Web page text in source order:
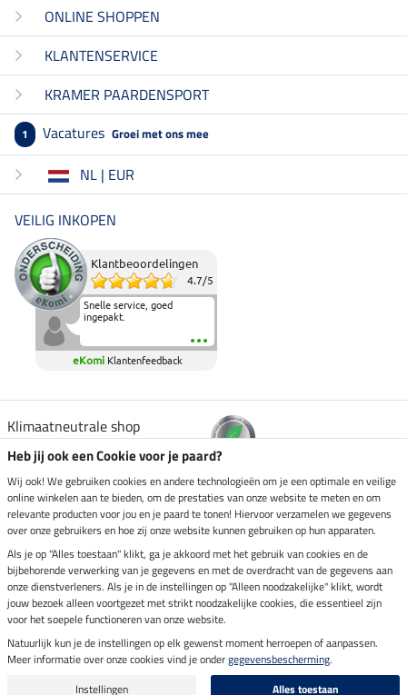
ONLINE SHOPPEN
KLANTENSERVICE
KRAMER PAARDENSPORT
1 Vacatures Groei met ons mee
NL | EUR
VEILIG INKOPEN
Klantbeoordelingen
4.7/5
Snelle service, goed
ingepakt.
eKomi Klantenfeedback
Klimaatneutrale shop
Verzending per
Veilig betalen met
Impressum
Laatste update op 06.08.2026 om 14:39 uur
Alle prijzen in euro's, incl. BTW, excl. verzendkosten.
Heb jij ook een Cookie voor je paard?
Wij ook! We gebruiken cookies en andere technologieën om je een optimale en veilige
online winkelen aan te bieden, om de prestaties van onze website te meten en om
relevante producten voor jou en je paard te tonen! Hiervoor verzamelen we gegevens
over onze gebruikers en hoe zij onze website kunnen gebruiken op hun apparaten.
Als je op "Alles toestaan" klikt, ga je akkoord met het gebruik van cookies en de
bijbehorende verwerking van je gegevens en met de overdracht van de gegevens aan
onze dienstverleners. Als je in de instellingen op "Alleen noodzakelijke" klikt, wordt
jouw bezoek alleen voortgezet met strikt noodzakelijke cookies, die essentieel zijn
voor het soepele functioneren van onze website.
Natuurlijk kun je de instellingen op elk gewenst moment herroepen of aanpassen.
Meer informatie over onze cookies vind je ondergegevensbescherming.
Instellingen
Alles toestaan